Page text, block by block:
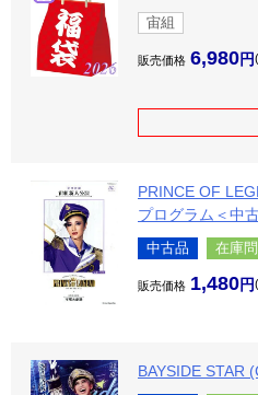
宙組
販売価格 6,980
PRINCE OF
プログラム＜中
中古品 在庫
販売価格 1,480
BAYSIDE STAR